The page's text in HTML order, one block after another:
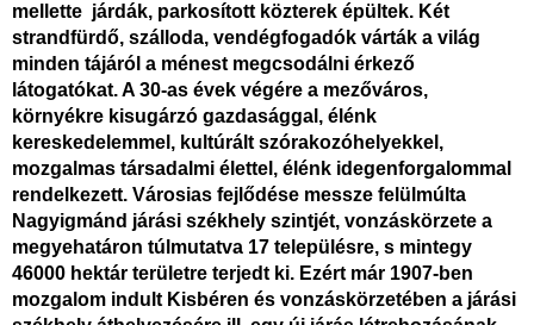
mellette járdák, parkosított közterek épültek. Két
strandfürdő, szálloda, vendégfogadók várták a világ
minden tájáról a ménest megcsodálni érkező
látogatókat. A 30-as évek végére a mezőváros,
környékre kisugárzó gazdasággal, élénk
kereskedelemmel, kultúrált szórakozóhelyekkel,
mozgalmas társadalmi élettel, élénk idegenforgalommal
rendelkezett. Városias fejlődése messze felülmúlta
Nagyigmánd járási székhely szintjét, vonzáskörzete a
megyehatáron túlmutatva 17 településre, s mintegy
46000 hektár területre terjedt ki. Ezért már 1907-ben
mozgalom indult Kisbéren és vonzáskörzetében a járási